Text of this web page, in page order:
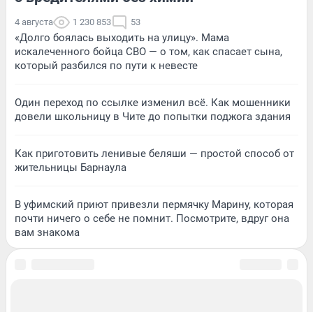
4 августа 1 230 853 53
«Долго боялась выходить на улицу». Мама
искалеченного бойца СВО — о том, как спасает сына,
который разбился по пути к невесте
Один переход по ссылке изменил всё. Как мошенники
довели школьницу в Чите до попытки поджога здания
Как приготовить ленивые беляши — простой способ от
жительницы Барнаула
В уфимский приют привезли пермячку Марину, которая
почти ничего о себе не помнит. Посмотрите, вдруг она
вам знакома